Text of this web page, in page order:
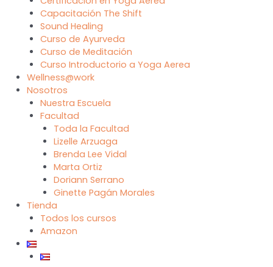
Capacitación The Shift
Sound Healing
Curso de Ayurveda
Curso de Meditación
Curso Introductorio a Yoga Aerea
Wellness@work
Nosotros
Nuestra Escuela
Facultad
Toda la Facultad
Lizelle Arzuaga
Brenda Lee Vidal
Marta Ortiz
Doriann Serrano
Ginette Pagán Morales
Tienda
Todos los cursos
Amazon